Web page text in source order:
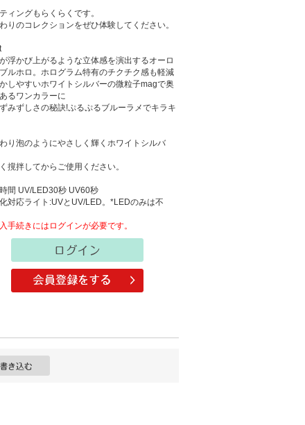
ィングもらくらくです。
りのコレクションをぜひ体験してください。
が浮かび上がるような立体感を演出するオーロ
ルホロ。ホログラム特有のチクチク感も軽減
かしやすいホワイトシルバーの微粒子magで奥
るワンカラーに
ずみずしさの秘訣!ぷるぷるブルーラメでキラキ
り泡のようにやさしく輝くホワイトシルバ
撹拌してからご使用ください。
間 UV/LED30秒 UV60秒
対応ライト:UVとUV/LED。*LEDのみは不
手続きにはログインが必要です。